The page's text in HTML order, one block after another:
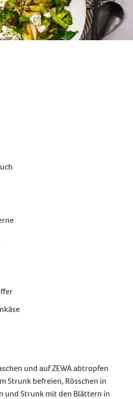
und auf ZEWA abtropfen
Strunk befreien, Rösschen in
und Strunk mit den Blättern in